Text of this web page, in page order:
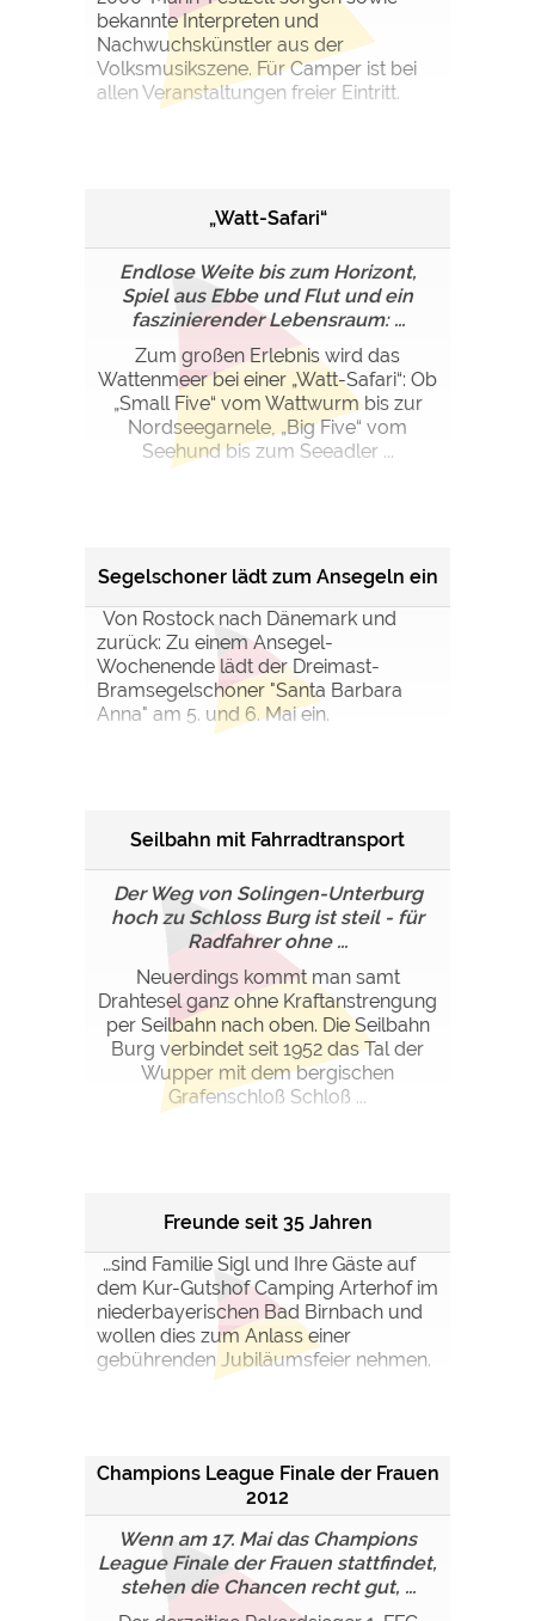
bekannte Interpreten und
Nachwuchskünstler aus der
Volksmusikszene. Für Camper ist bei
allen Veranstaltungen freier Eintritt.
„Watt-Safari“
Endlose Weite bis zum Horizont,
Spiel aus Ebbe und Flut und ein
faszinierender Lebensraum: ...
Zum großen Erlebnis wird das
Wattenmeer bei einer „Watt-Safari“: Ob
„Small Five“ vom Wattwurm bis zur
Nordseegarnele, „Big Five“ vom
Seehund bis zum Seeadler ...
Segelschoner lädt zum Ansegeln ein
Von Rostock nach Dänemark und
zurück: Zu einem Ansegel-
Wochenende lädt der Dreimast-
Bramsegelschoner "Santa Barbara
Anna" am 5. und 6. Mai ein.
Seilbahn mit Fahrradtransport
Der Weg von Solingen-Unterburg
hoch zu Schloss Burg ist steil - für
Radfahrer ohne ...
Neuerdings kommt man samt
Drahtesel ganz ohne Kraftanstrengung
per Seilbahn nach oben. Die Seilbahn
Burg verbindet seit 1952 das Tal der
Wupper mit dem bergischen
Grafenschloß Schloß ...
Freunde seit 35 Jahren
…sind Familie Sigl und Ihre Gäste auf
dem Kur-Gutshof Camping Arterhof im
niederbayerischen Bad Birnbach und
wollen dies zum Anlass einer
gebührenden Jubiläumsfeier nehmen.
Champions League Finale der Frauen
2012
Wenn am 17. Mai das Champions
League Finale der Frauen stattfindet,
stehen die Chancen recht gut, ...